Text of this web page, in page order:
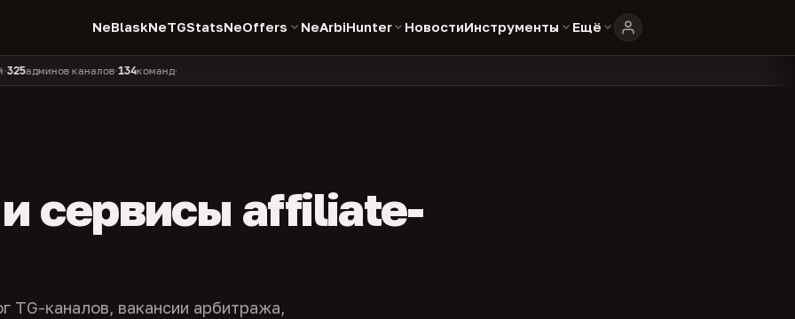
NeBlaskNeTGStatsNeOffers NeArbiHunter НовостиИнструменты Ещё
каналов•134команд• 11 990
сервисы affiliate-
TG-каналов, вакансии арбитража,